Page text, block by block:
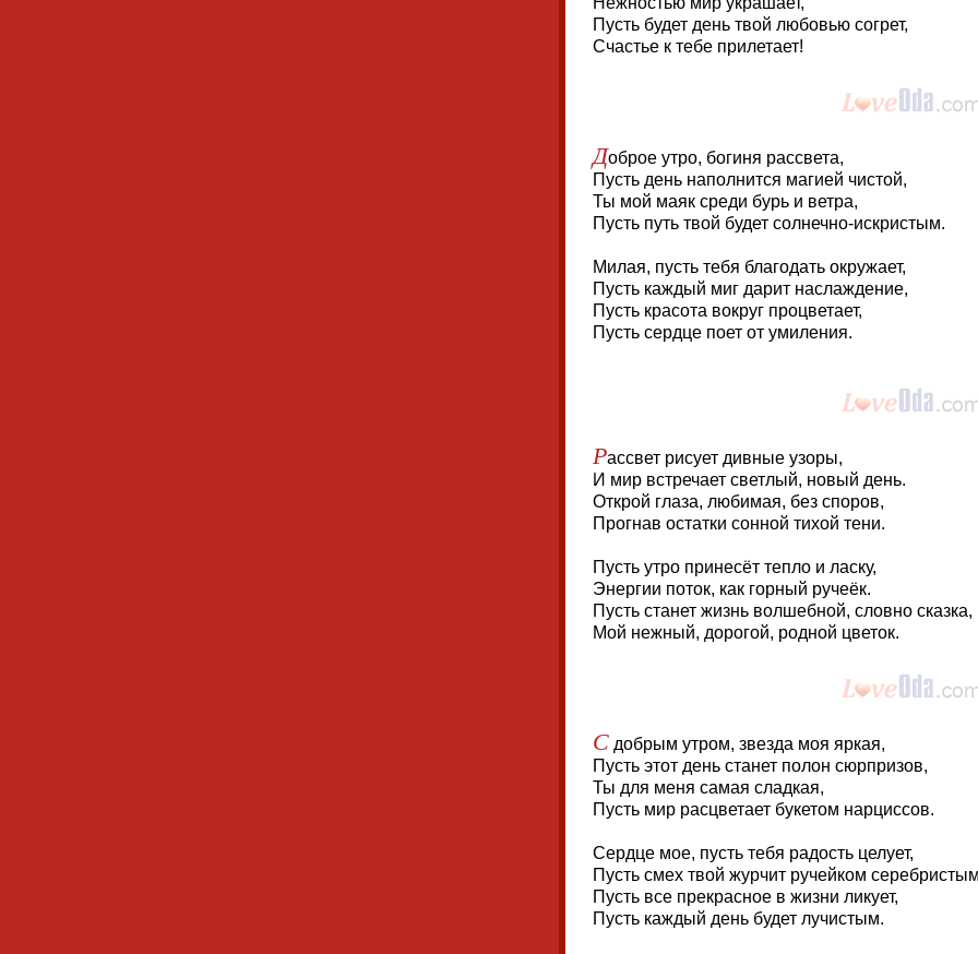
Пусть будет день твой любовью согрет,
Счастье к тебе прилетает!
Доброе утро, богиня рассвета,
Пусть день наполнится магией чистой,
Ты мой маяк среди бурь и ветра,
Пусть путь твой будет солнечно-искристым.
Милая, пусть тебя благодать окружает,
Пусть каждый миг дарит наслаждение,
Пусть красота вокруг процветает,
Пусть сердце поет от умиления.
Рассвет рисует дивные узоры,
И мир встречает светлый, новый день.
Открой глаза, любимая, без споров,
Прогнав остатки сонной тихой тени.
Пусть утро принесёт тепло и ласку,
Энергии поток, как горный ручеёк.
Пусть станет жизнь волшебной, словно сказка,
Мой нежный, дорогой, родной цветок.
С добрым утром, звезда моя яркая,
Пусть этот день станет полон сюрпризов,
Ты для меня самая сладкая,
Пусть мир расцветает букетом нарциссов.
Сердце мое, пусть тебя радость целует,
Пусть смех твой журчит ручейком
Пусть все прекрасное в жизни ликует,
Пусть каждый день будет лучистым.